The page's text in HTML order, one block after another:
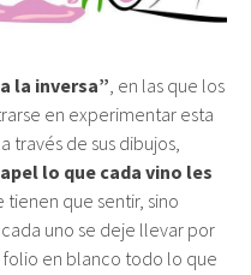
la inversa” , en las que los
en experimentar esta
través de sus dibujos,
lo que cada vino les
tienen que sentir, sino
uno se deje llevar por
folio en blanco todo lo que